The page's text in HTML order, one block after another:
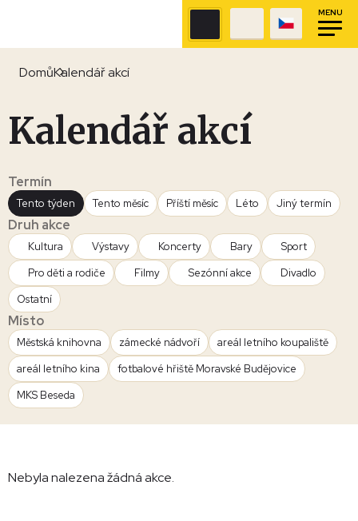
MENU
DomůKalendář akcí
Kalendář akcí
Termín
Tento týden Tento měsíc Příští měsíc Léto Jiný termín
Druh akce
Kultura Výstavy Koncerty Bary
Sport
Pro děti a rodiče
Filmy Sezónní akce
Divadlo
Ostatní
Místo
Městská knihovna zámecké nádvoří
areál letního koupaliště
areál letního kina
fotbalové hřiště Moravské Budějovice
MKS Beseda
Nebyla nalezena žádná akce.